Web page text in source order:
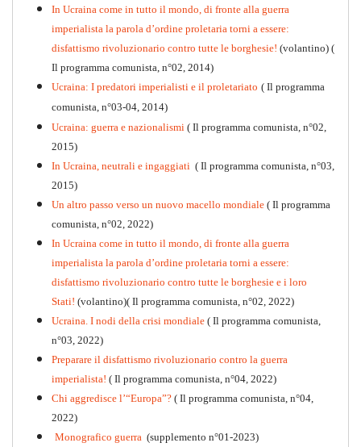
Kommunistisches Programm
PDF n°10 - 2026
In Ucraina come in tutto il mondo, di fronte alla guerra
imperialista la parola d’ordine proletaria torni a essere:
disfattismo rivoluzionario contro tutte le borghesie! (volantino) (
Il programma comunista, n°02, 2014)
Ucraina: I predatori imperialisti e il proletariato ( Il programma
comunista, n°03-04, 2014)
Ucraina: guerra e nazionalismi ( Il programma comunista, n°02,
2015)
In Ucraina, neutrali e ingaggiati ( Il programma comunista, n°03,
2015)
Un altro passo verso un nuovo macello mondiale ( Il programma
comunista, n°02, 2022)
In Ucraina come in tutto il mondo, di fronte alla guerra
imperialista la parola d’ordine proletaria torni a essere:
disfattismo rivoluzionario contro tutte le borghesie e i loro
Stati! (volantino)( Il programma comunista, n°02, 2022)
Ucraina. I nodi della crisi mondiale ( Il programma comunista,
n°03, 2022)
Preparare il disfattismo rivoluzionario contro la guerra
imperialista! ( Il programma comunista, n°04, 2022)
Chi aggredisce l’“Europa”? ( Il programma comunista, n°04,
2022)
Monografico guerra (supplemento n°01-2023)